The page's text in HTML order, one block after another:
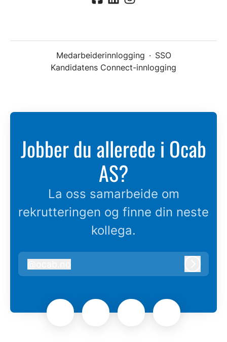
Medarbeiderinnlogging · SSO
Kandidatens Connect-innlogging
Jobber du allerede i Ocab
AS?
La oss samarbeide om
rekrutteringen og finne din neste
kollega.
ocab.no